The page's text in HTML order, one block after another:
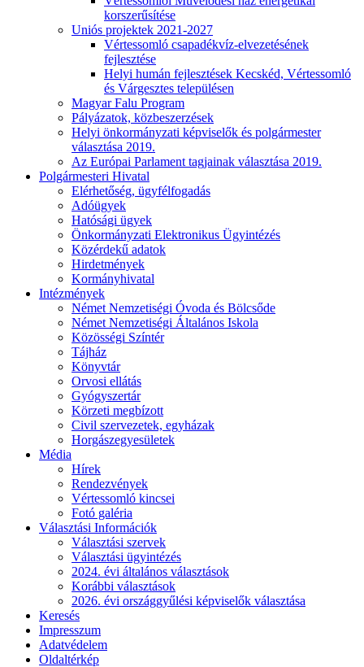
korszerűsítése
Uniós projektek 2021-2027
Vértessomló csapadékvíz-elvezetésének
fejlesztése
Helyi humán fejlesztések Kecskéd, Vértessomló
és Várgesztes településen
Magyar Falu Program
Pályázatok, közbeszerzések
Helyi önkormányzati képviselők és polgármester
választása 2019.
Az Európai Parlament tagjainak választása 2019.
Polgármesteri Hivatal
Elérhetőség, ügyfélfogadás
Adóügyek
Hatósági ügyek
Önkormányzati Elektronikus Ügyintézés
Közérdekű adatok
Hirdetmények
Kormányhivatal
Intézmények
Német Nemzetiségi Óvoda és Bölcsőde
Német Nemzetiségi Általános Iskola
Közösségi Színtér
Tájház
Könyvtár
Orvosi ellátás
Gyógyszertár
Körzeti megbízott
Civil szervezetek, egyházak
Horgászegyesületek
Média
Hírek
Rendezvények
Vértessomló kincsei
Fotó galéria
Választási Információk
Választási szervek
Választási ügyintézés
2024. évi általános választások
Korábbi választások
2026. évi országgyűlési képviselők választása
Keresés
Impresszum
Adatvédelem
Oldaltérkép